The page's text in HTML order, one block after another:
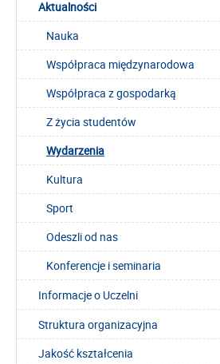
Aktualności
Nauka
Współpraca międzynarodowa
Współpraca z gospodarką
Z życia studentów
Wydarzenia
Kultura
Sport
Odeszli od nas
Konferencje i seminaria
Informacje o Uczelni
Struktura organizacyjna
Jakość kształcenia